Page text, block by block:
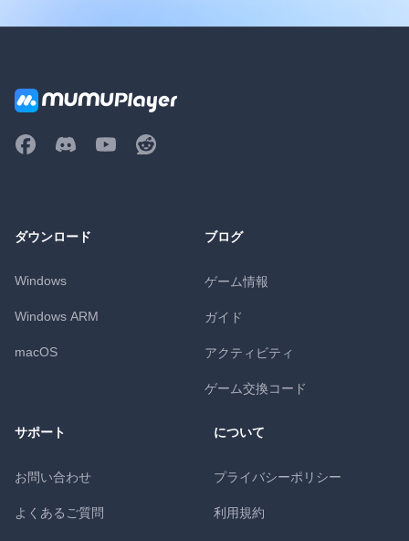
ダウンロード
Windows
Windows ARM
macOS
ブログ
ゲーム情報
ガイド
アクティビティ
ゲーム交換コード
サポート
お問い合わせ
よくあるご質問
について
プライバシーポリシー
利用規約